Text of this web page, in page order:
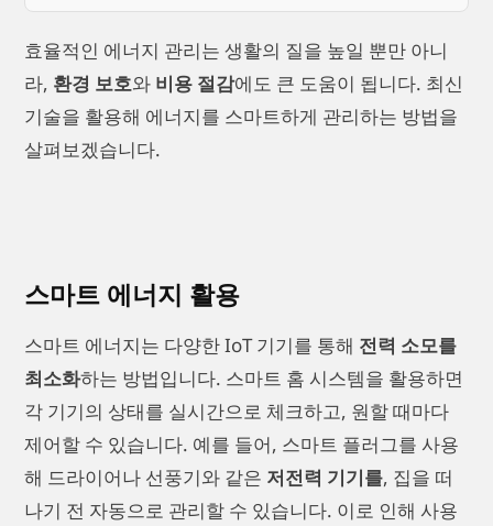
효율적인 에너지 관리는 생활의 질을 높일 뿐만 아니
라, 환경 보호와 비용 절감에도 큰 도움이 됩니다. 최신
기술을 활용해 에너지를 스마트하게 관리하는 방법을
살펴보겠습니다.
스마트 에너지 활용
스마트 에너지는 다양한 IoT 기기를 통해 전력 소모를
최소화하는 방법입니다. 스마트 홈 시스템을 활용하면
각 기기의 상태를 실시간으로 체크하고, 원할 때마다
제어할 수 있습니다. 예를 들어, 스마트 플러그를 사용
해 드라이어나 선풍기와 같은 저전력 기기를, 집을 떠
나기 전 자동으로 관리할 수 있습니다. 이로 인해 사용